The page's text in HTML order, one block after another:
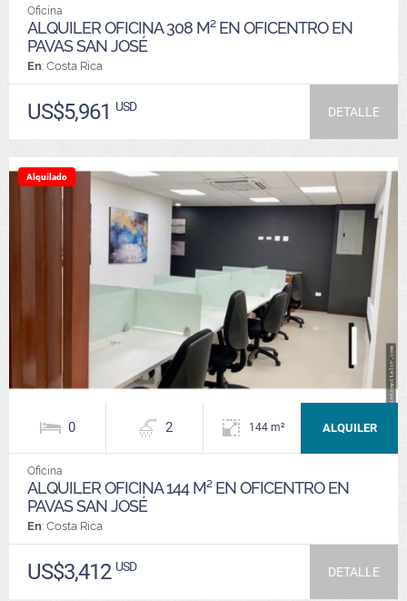
Oficina
ALQUILER OFICINA 308 M² EN OFICENTRO EN
PAVAS SAN JOSÉ
En: Costa Rica
US$5,961 USD DETALLE
Alquilado
0 2 144 m² ALQUILER
Oficina
ALQUILER OFICINA 144 M² EN OFICENTRO EN
PAVAS SAN JOSÉ
En: Costa Rica
US$3,412 USD DETALLE